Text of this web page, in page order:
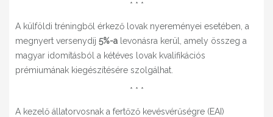
* * *
A külföldi tréningből érkező lovak nyereményei esetében, a
megnyert versenydíj 5%-a levonásra kerül, amely összeg a
magyar idomításból a kétéves lovak kvalifikációs
prémiumának kiegészítésére szolgálhat.
* * *
A kezelő állatorvosnak a fertőző kevésvérűségre (EAI)